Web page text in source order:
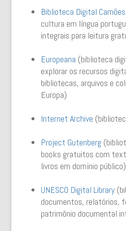
Biblioteca Digital Camões
cultura em língua
integrais para leitura
Europeana (biblioteca
explorar os recursos
bibliotecas, arquivos e
Europa)
Internet Archive
Project Gutenberg
books gratuitos com
livros em domínio público)
UNESCO Digital Library
documentos, relatórios,
patrimônio documental